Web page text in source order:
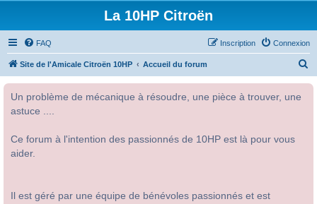
La 10HP Citroën
FAQ Connexion
Inscription
Site de l'Amicale Citroën 10HP Accueil du forum
Un problème de mécanique à résoudre, une pièce à trouver, une
astuce ....
Ce forum à l'intention des passionnés de 10HP est là pour vous
aider.
Il est géré par une équipe de bénévoles passionnés et est